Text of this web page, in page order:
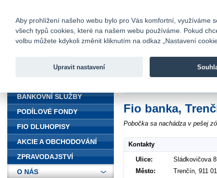
Fio banka
Fio banka
Fio banka,
Pobočka sa nachádza v pešej
Kontakty
Ulice:
Sládkovičova 8
Město:
Trenčín, 911 01
BANKOVNÍ SLUŽBY
PODÍLOVÉ FONDY
FIO DLUHOPISY
AKCIE A OBCHODOVÁNÍ
ZPRAVODAJSTVÍ
O NÁS
Aby prohlížení našeho webu bylo pro Vás komfortní, využíváme
všech typů cookies, které na našem webu používáme. Pokud
volbu můžete kdykoli změnit kliknutím na odkaz „Nastavení
Upravit nastavení